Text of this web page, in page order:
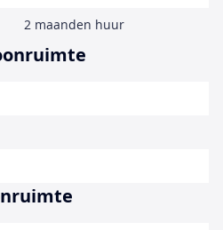
2 maanden huur